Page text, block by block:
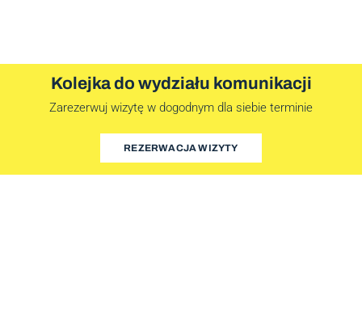
Kolejka do wydziału komunikacji
Zarezerwuj wizytę w dogodnym dla siebie terminie
REZERWACJA WIZYTY